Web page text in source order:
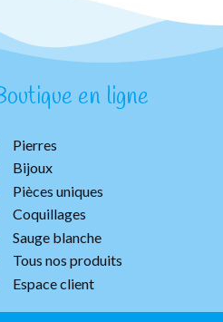
en ligne
Pierres
Bijoux
Pièces uniques
Coquillages
Sauge blanche
Tous nos produits
Espace client